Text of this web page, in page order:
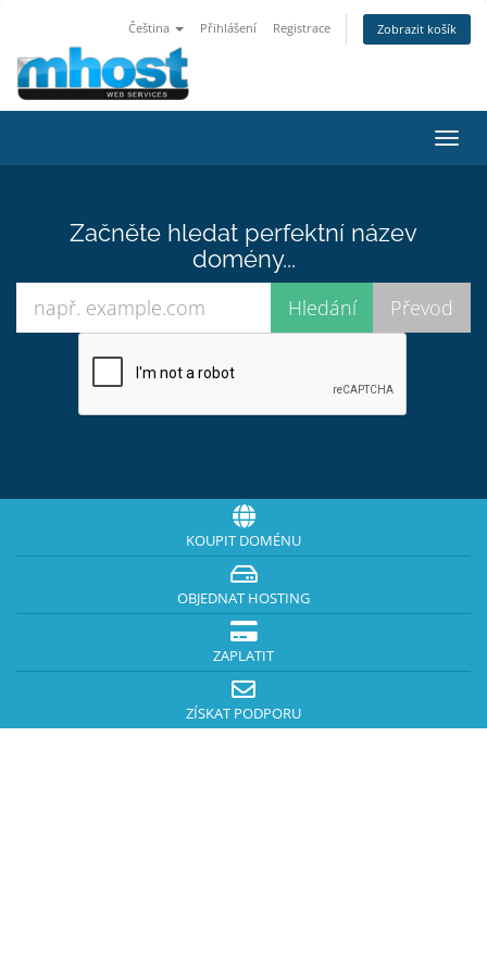
Čeština Přihlášení Registrace Zobrazit košík
Začněte hledat perfektní název
domény...
KOUPIT DOMÉNU
OBJEDNAT HOSTING
ZAPLATIT
ZÍSKAT PODPORU